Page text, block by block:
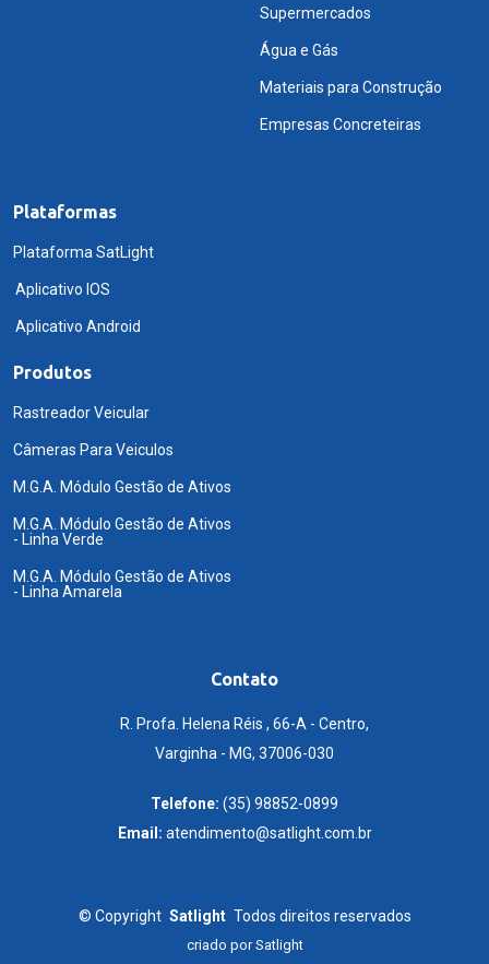
Supermercados
Água e Gás
Materiais para Construção
Empresas Concreteiras
Plataformas
Plataforma SatLight
Aplicativo IOS
Aplicativo Android
Produtos
Rastreador Veicular
Câmeras Para Veiculos
M.G.A. Módulo Gestão de Ativos
M.G.A. Módulo Gestão de Ativos
- Linha Verde
M.G.A. Módulo Gestão de Ativos
- Linha Amarela
Contato
R. Profa. Helena Réis , 66-A - Centro,
Varginha - MG, 37006-030
Telefone: (35) 98852-0899
Email: atendimento@satlight.com.br
© Copyright Satlight Todos direitos reservados
criado porSatlight